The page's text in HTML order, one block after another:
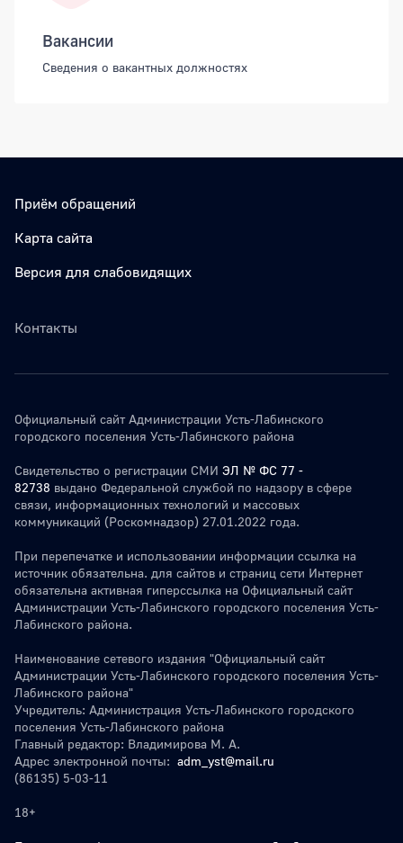
Вакансии
Сведения о вакантных должностях
Приём обращений
Карта сайта
Версия для слабовидящих
Контакты
Официальный сайт Администрации Усть-Лабинского
городского поселения Усть-Лабинского района
Свидетельство о регистрации СМИ ЭЛ № ФС 77 -
82738 выдано Федеральной службой по надзору в сфере
связи, информационных технологий и массовых
коммуникаций (Роскомнадзор) 27.01.2022 года.
При перепечатке и использовании информации ссылка на
источник обязательна. для сайтов и страниц сети Интернет
обязательна активная гиперссылка на Официальный сайт
Администрации Усть-Лабинского городского поселения Усть-
Лабинского района.
Наименование сетевого издания "Официальный сайт
Администрации Усть-Лабинского городского поселения Усть-
Лабинского района"
Учредитель: Администрация Усть-Лабинского городского
поселения Усть-Лабинского района
Главный редактор: Владимирова М. А.
Адрес электронной почты: adm_yst@mail.ru
(86135) 5-03-11
18+